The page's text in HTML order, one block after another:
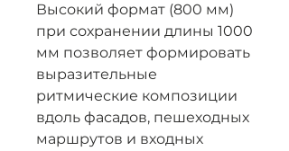
Высокий формат (800 мм)
при сохранении длины 1000
мм позволяет формировать
выразительные
ритмические композиции
вдоль фасадов, пешеходных
маршрутов и входных